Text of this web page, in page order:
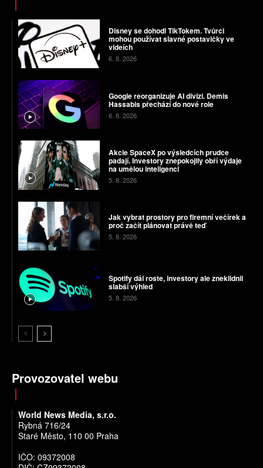
Disney se dohodl TikTokem. Tvůrci
mohou používat slavné postavičky ve
videích
6. 8. 2026
Google reorganizuje AI divizi. Demis
Hassabis přechází do nové role
6. 8. 2026
Akcie SpaceX po výsledcích prudce
padají. Investory znepokojily obří výdaje
na umělou inteligenci
5. 8. 2026
Jak vybrat prostory pro firemní večírek a
proč začít plánovat právě teď
5. 8. 2026
Spotify dál roste, investory ale zneklidnil
slabší výhled
5. 8. 2026
Provozovatel webu
World News Media, s.r.o.
Rybná 716/24
Staré Město, 110 00 Praha
IČO: 09372008